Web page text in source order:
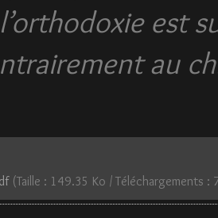
est
au
(Taille : 149.35 Ko / Téléchargements :